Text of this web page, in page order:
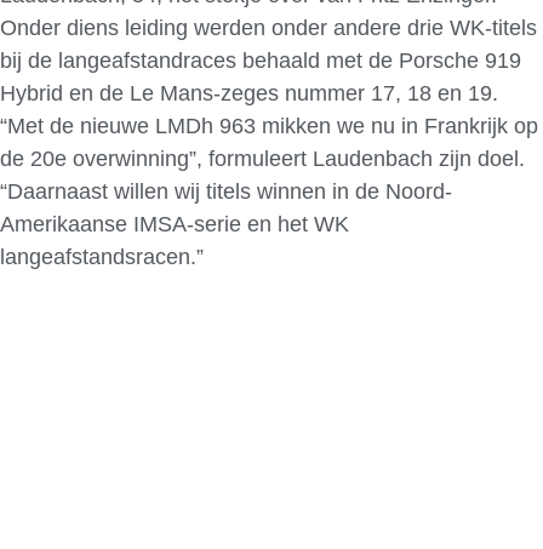
Onder diens leiding werden onder andere drie WK-titels
bij de langeafstandraces behaald met de Porsche 919
Hybrid en de Le Mans-zeges nummer 17, 18 en 19.
“Met de nieuwe LMDh 963 mikken we nu in Frankrijk op
de 20e overwinning”, formuleert Laudenbach zijn doel.
“Daarnaast willen wij titels winnen in de Noord-
Amerikaanse IMSA-serie en het WK
langeafstandsracen.”